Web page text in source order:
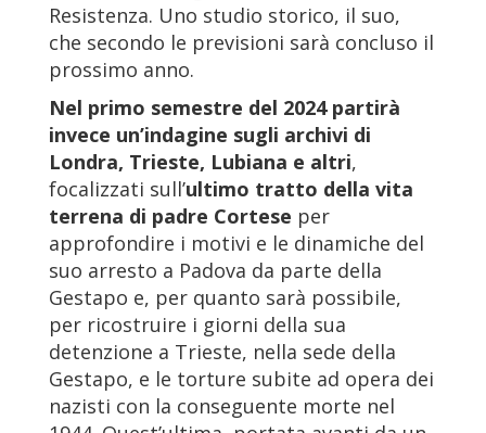
Resistenza. Uno studio storico, il suo,
che secondo le previsioni sarà concluso il
prossimo anno.
Nel primo semestre del 2024 partirà
invece un’indagine sugli archivi di
Londra, Trieste, Lubiana e altri,
focalizzati sull’ultimo tratto della vita
terrena di padre Cortese per
approfondire i motivi e le dinamiche del
suo arresto a Padova da parte della
Gestapo e, per quanto sarà possibile,
per ricostruire i giorni della sua
detenzione a Trieste, nella sede della
Gestapo, e le torture subite ad opera dei
nazisti con la conseguente morte nel